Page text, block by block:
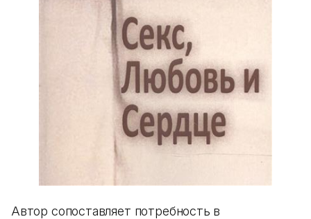
Автор сопоставляет потребность в